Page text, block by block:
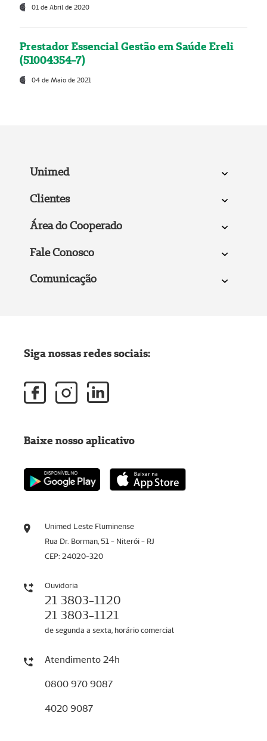
01 de Abril de 2020
Prestador Essencial Gestão em Saúde Ereli
(51004354-7)
04 de Maio de 2021
Unimed
Clientes
Área do Cooperado
Fale Conosco
Comunicação
Unimed Leste Fluminense
Rua Dr. Borman, 51 - Niterói - RJ
CEP: 24020-320
Ouvidoria
21 3803-1120
21 3803-1121
de segunda a sexta, horário comercial
Atendimento 24h
0800 970 9087
4020 9087
Siga nossas redes sociais:
Baixe nosso aplicativo